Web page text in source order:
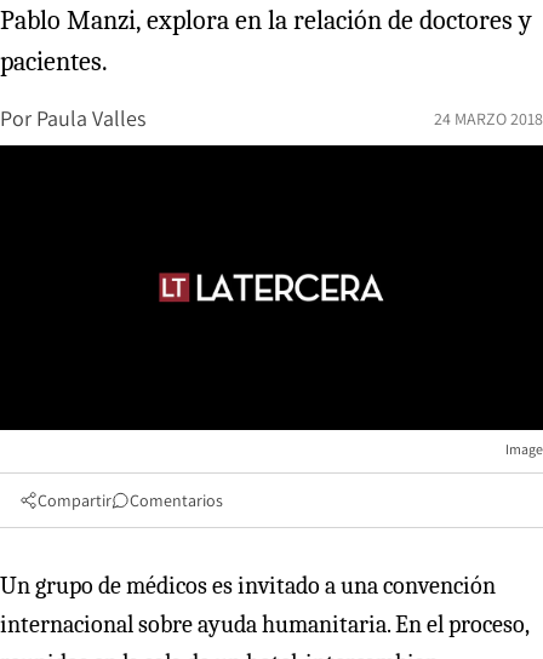
Pablo Manzi, explora en la relación de doctores y
pacientes.
Por Paula Valles 24 MARZO 2018
Image
Compartir Comentarios
Un grupo de médicos es invitado a una convención
internacional sobre ayuda humanitaria. En el proceso,